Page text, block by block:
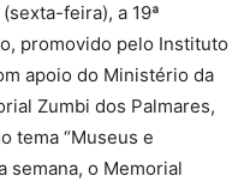
feira), a 19ª
promovido pelo Instituto
apoio do Ministério da
Zumbi dos Palmares,
tema “Museus e
semana, o Memorial